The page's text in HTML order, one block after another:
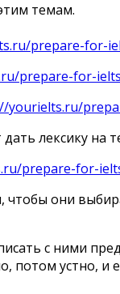
темам.
prepare-for-
prepare-for-
yourielts.ru/
лексику на
prepare-for-
они
с ними
потом устно, и